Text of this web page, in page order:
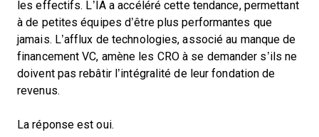
les effectifs. L’IA a accéléré cette tendance, permettant
à de petites équipes d’être plus performantes que
jamais. L’afflux de technologies, associé au manque de
financement VC, amène les CRO à se demander s’ils ne
doivent pas rebâtir l’intégralité de leur fondation de
revenus.
La réponse est oui.